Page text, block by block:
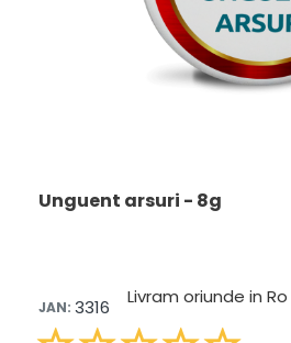
Unguent arsuri - 8g
JAN: 3316 Livram oriunde in Ro